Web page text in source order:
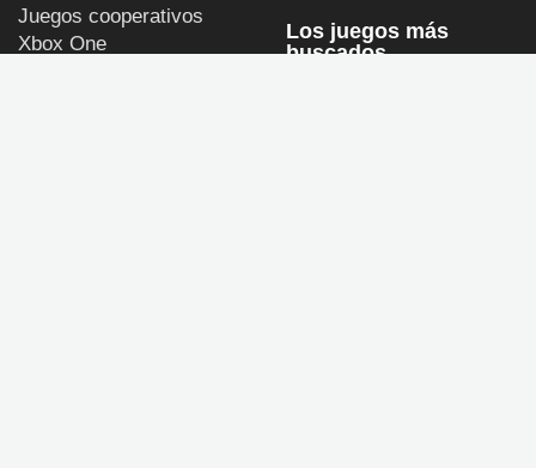
Juegos cooperativos
Xbox One
Los juegos más
buscados